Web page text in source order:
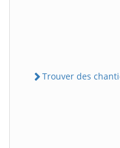
Trouver des